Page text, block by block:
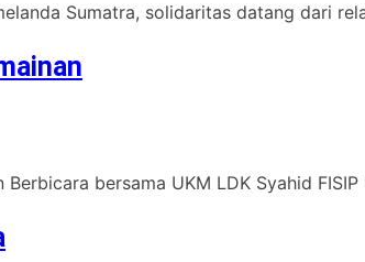
Sumatra, solidaritas datang dari
bersama UKM LDK Syahid